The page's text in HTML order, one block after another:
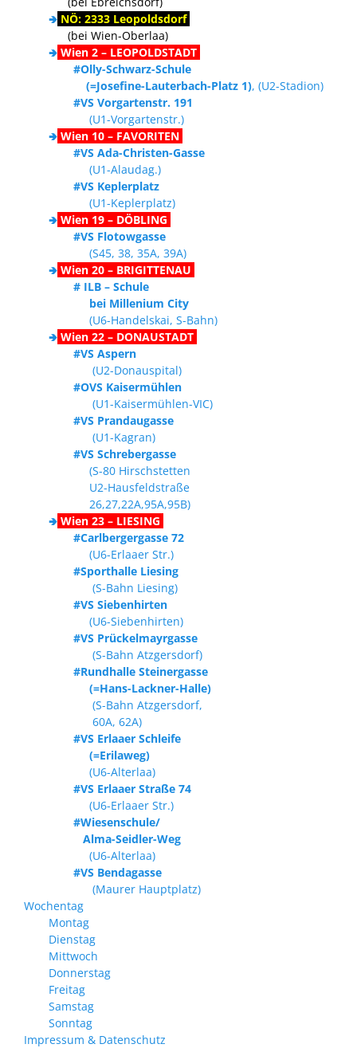
🢂 NÖ: 2333 Leopoldsdorf
(bei Wien-Oberlaa)
🢂 Wien 2 – LEOPOLDSTADT
#Olly-Schwarz-Schule
(=Josefine-Lauterbach-Platz 1), (U2-Stadion)
#VS Vorgartenstr. 191
(U1-Vorgartenstr.)
🢂 Wien 10 – FAVORITEN
#VS Ada-Christen-Gasse
(U1-Alaudag.)
#VS Keplerplatz
(U1-Keplerplatz)
🢂 Wien 19 – DÖBLING
#VS Flotowgasse
(S45, 38, 35A, 39A)
🢂 Wien 20 – BRIGITTENAU
# ILB – Schule
bei Millenium City
(U6-Handelskai, S-Bahn)
🢂 Wien 22 – DONAUSTADT
#VS Aspern
(U2-Donauspital)
#OVS Kaisermühlen
(U1-Kaisermühlen-VIC)
#VS Prandaugasse
(U1-Kagran)
#VS Schrebergasse
(S-80 Hirschstetten
U2-Hausfeldstraße
26,27,22A,95A,95B)
🢂 Wien 23 – LIESING
#Carlbergergasse 72
(U6-Erlaaer Str.)
#Sporthalle Liesing
(S-Bahn Liesing)
#VS Siebenhirten
(U6-Siebenhirten)
#VS Prückelmayrgasse
(S-Bahn Atzgersdorf)
#Rundhalle Steinergasse
(=Hans-Lackner-Halle)
(S-Bahn Atzgersdorf,
60A, 62A)
#VS Erlaaer Schleife
(=Erilaweg)
(U6-Alterlaa)
#VS Erlaaer Straße 74
(U6-Erlaaer Str.)
#Wiesenschule/
Alma-Seidler-Weg
(U6-Alterlaa)
#VS Bendagasse
(Maurer Hauptplatz)
Wochentag
Montag
Dienstag
Mittwoch
Donnerstag
Freitag
Samstag
Sonntag
Impressum & Datenschutz